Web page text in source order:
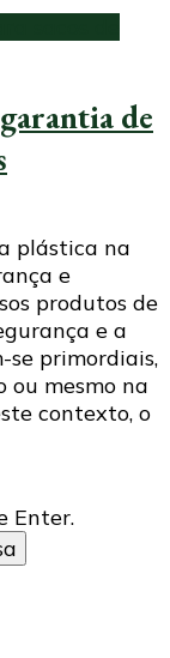
de
plástica na
e
produtos de
e a
primordiais,
ou mesmo na
contexto, o
Enter.